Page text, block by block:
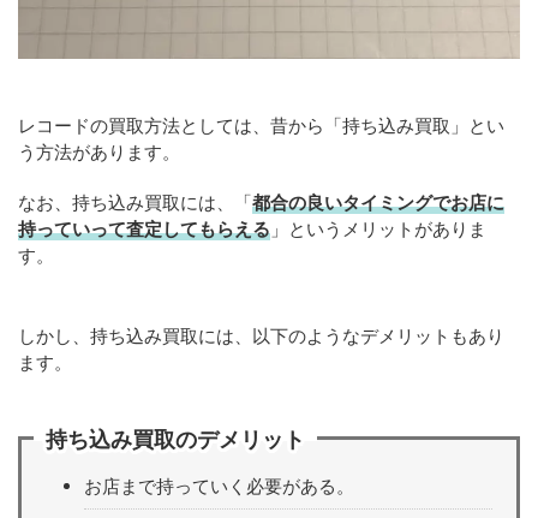
レコードの買取方法としては、昔から「持ち込み買取」とい
う方法があります。
なお、持ち込み買取には、「都合の良いタイミングでお店に
持っていって査定してもらえる 」というメリットがありま
す。
しかし、持ち込み買取には、以下のようなデメリットもあり
ます。
持ち込み買取のデメリット
お店まで持っていく必要がある。